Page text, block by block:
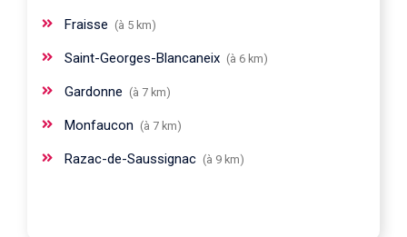
Fraisse (à 5 km)
Saint-Georges-Blancaneix (à 6 km)
Gardonne (à 7 km)
Monfaucon (à 7 km)
Razac-de-Saussignac (à 9 km)